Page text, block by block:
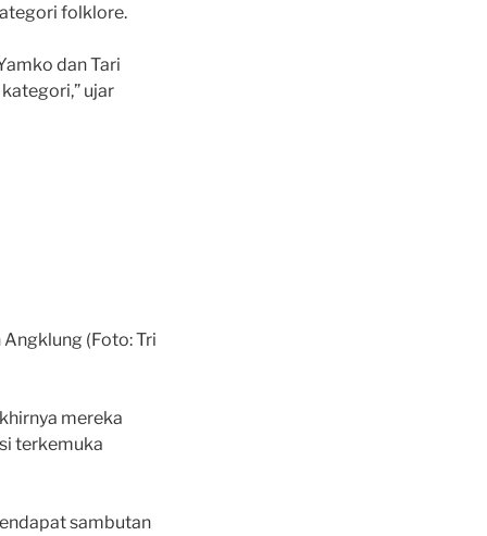
folklore.
dan Tari
ujar
(Foto: Tri
mereka
terkemuka
sambutan